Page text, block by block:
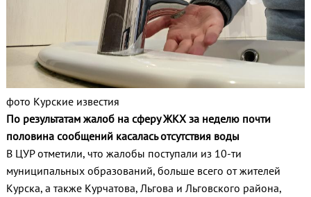
фото Курские известия
По результатам жалоб на сферу ЖКХ за неделю почти
половина сообщений касалась отсутствия воды
В ЦУР отметили, что жалобы поступали из 10-ти
муниципальных образований, больше всего от жителей
Курска, а также Курчатова, Льгова и Льговского района,